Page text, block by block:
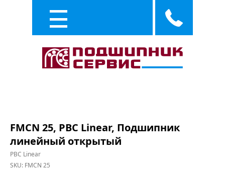
FMCN 25, PBC Linear, Подшипник
линейный открытый
PBC Linear
SKU: FMCN 25